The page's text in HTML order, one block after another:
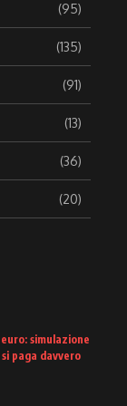
(95)
(135)
(91)
(13)
(36)
(20)
simulazione
paga davvero